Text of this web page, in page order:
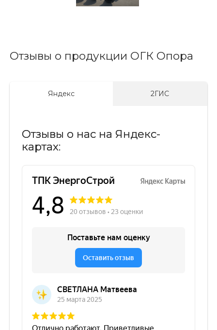
Отзывы о продукции ОГК Опора
Яндекс 2ГИС
Отзывы о нас на Яндекс-
картах: